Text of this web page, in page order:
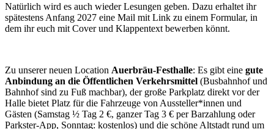
Natürlich wird es auch wieder Lesungen geben. Dazu erhaltet ihr
spätestens Anfang 2027 eine Mail mit Link zu einem Formular, in
dem ihr euch mit Cover und Klappentext bewerben könnt.
Zu unserer neuen Location Auerbräu-Festhalle: Es gibt eine gute
Anbindung an die Öffentlichen Verkehrsmittel (Busbahnhof und
Bahnhof sind zu Fuß machbar), der große Parkplatz direkt vor der
Halle bietet Platz für die Fahrzeuge von Aussteller*innen und
Gästen (Samstag ½ Tag 2 €, ganzer Tag 3 € per Barzahlung oder
Parkster-App, Sonntag: kostenlos) und die schöne Altstadt rund um